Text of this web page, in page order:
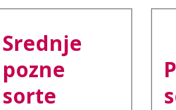
Srednje
pozne
sorte